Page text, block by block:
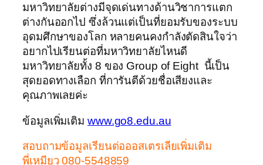
มหาวิทยาลัยต่างมีจุดเด่นทางด้านวิชาการแตก
ต่างกันออกไป ซึ่งล้วนแต่เป็นที่ยอมรับของระบบ
อุดมศึกษาของโลก หลายคนคงกำลังตัดสินใจว่า
อยากไปเรียนต่อที่มหาวิทยาลัยไหนดี
มหาวิทยาลัยทั้ง 8 ของ Group of Eight นี้เป็น
สุดยอดทางเลือก ที่การันตีด้วยชื่อเสียงและ
คุณภาพเลยค่ะ
ข้อมูลเพิ่มเติม www.go8.edu.au
สอบถามข้อมูลเรียนต่อออสเตรเลียเพิ่มเติม
พี่เหมียว 080-5548859